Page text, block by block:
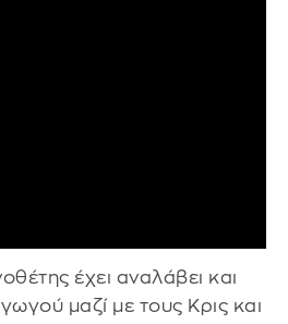
έχει αναλάβει και
μαζί με τους Κρις και